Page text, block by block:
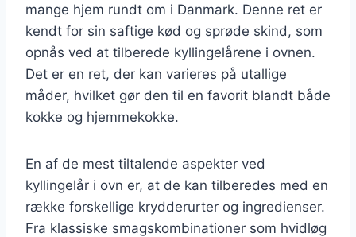
mange hjem rundt om i Danmark. Denne ret er
kendt for sin saftige kød og sprøde skind, som
opnås ved at tilberede kyllingelårene i ovnen.
Det er en ret, der kan varieres på utallige
måder, hvilket gør den til en favorit blandt både
kokke og hjemmekokke.
En af de mest tiltalende aspekter ved
kyllingelår i ovn er, at de kan tilberedes med en
række forskellige krydderurter og ingredienser.
Fra klassiske smagskombinationer som hvidløg